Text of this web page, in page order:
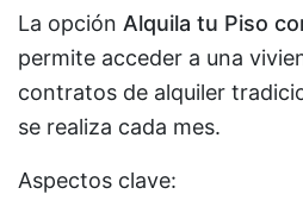
La opción Alquila tu Piso
permite acceder a una
contratos de alquiler
se realiza cada mes.
Aspectos clave: